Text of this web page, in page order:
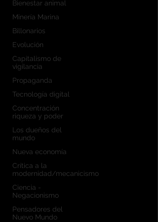
Bienestar animal
Minería Marina
Billonarios
Evolución
Capitalismo de
vigilancia
Propaganda
Tecnología digital
Concentración
riqueza y poder
Los dueños del
mundo
Nueva economía
Crítica a la
modernidad/mecanicismo
Ciencia -
Negacionismo
Pensadores del
Nuevo Mundo